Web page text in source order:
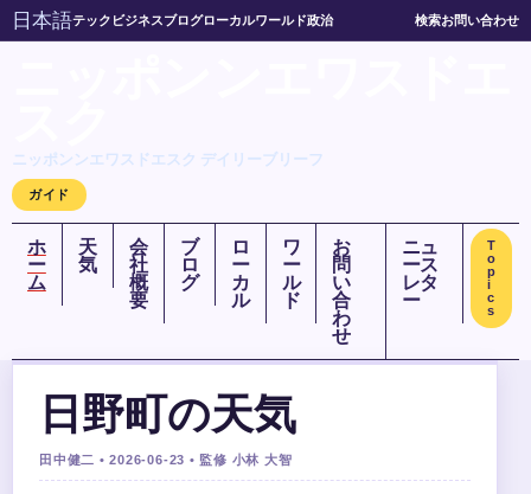
日本語テック ビジネスブログローカルワールド政治 検索お問い合わせ
ニッポンンエワスドエスク デイリーブリーフ
ガイド
ホ
ー
ム
天
気
会
社
概
要
ブ
ロ
グ
ロ
ー
カ
ル
ワ
ー
ル
ド
お
問
い
合
わ
せ
ニュ
ース
レタ
ー
T
o
p
i
c
s
日野町の天気
田中健二 • 2026-06-23 • 監修 小林 大智